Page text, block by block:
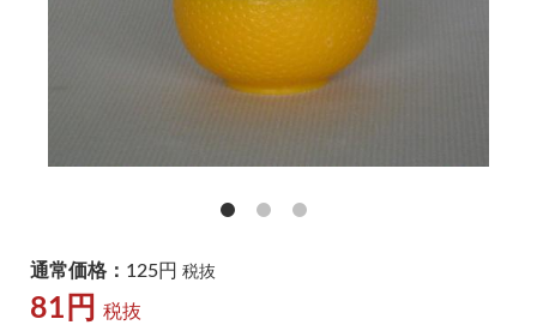
通常価格： 125円 税抜
81円 税抜